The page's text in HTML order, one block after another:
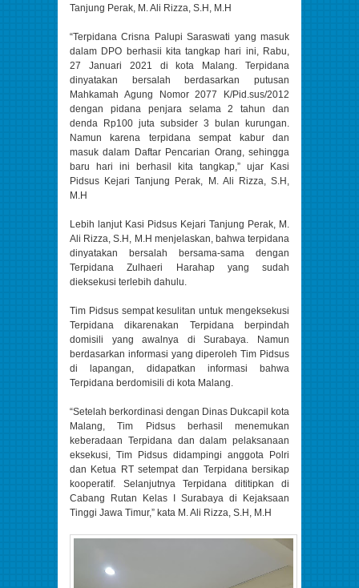
Tanjung Perak, M. Ali Rizza, S.H, M.H
“Terpidana Crisna Palupi Saraswati yang masuk
dalam DPO berhasii kita tangkap hari ini, Rabu,
27 Januari 2021 di kota Malang. Terpidana
dinyatakan bersalah berdasarkan putusan
Mahkamah Agung Nomor 2077 K/Pid.sus/2012
dengan pidana penjara selama 2 tahun dan
denda Rp100 juta subsider 3 bulan kurungan.
Namun karena terpidana sempat kabur dan
masuk dalam Daftar Pencarian Orang, sehingga
baru hari ini berhasil kita tangkap,” ujar Kasi
Pidsus Kejari Tanjung Perak, M. Ali Rizza, S.H,
M.H
Lebih lanjut Kasi Pidsus Kejari Tanjung Perak, M.
Ali Rizza, S.H, M.H menjelaskan, bahwa terpidana
dinyatakan bersalah bersama-sama dengan
Terpidana Zulhaeri Harahap yang sudah
dieksekusi terlebih dahulu.
Tim Pidsus sempat kesulitan untuk mengeksekusi
Terpidana dikarenakan Terpidana berpindah
domisili yang awalnya di Surabaya. Namun
berdasarkan informasi yang diperoleh Tim Pidsus
di lapangan, didapatkan informasi bahwa
Terpidana berdomisili di kota Malang.
“Setelah berkordinasi dengan Dinas Dukcapil kota
Malang, Tim Pidsus berhasil menemukan
keberadaan Terpidana dan dalam pelaksanaan
eksekusi, Tim Pidsus didampingi anggota Polri
dan Ketua RT setempat dan Terpidana bersikap
kooperatif. Selanjutnya Terpidana dititipkan di
Cabang Rutan Kelas I Surabaya di Kejaksaan
Tinggi Jawa Timur,” kata M. Ali Rizza, S.H, M.H